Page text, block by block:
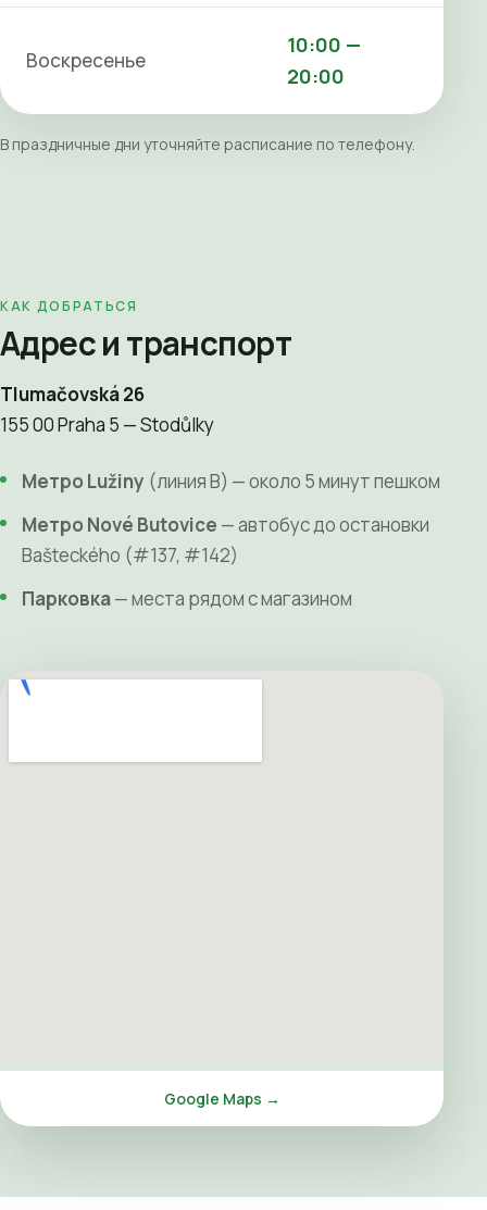
Воскресенье
10:00 —
20:00
В праздничные дни уточняйте расписание по телефону.
КАК ДОБРАТЬСЯ
Адрес и транспорт
Tlumačovská 26
155 00 Praha 5 — Stodůlky
Метро Lužiny (линия B) — около 5 минут пешком
Метро Nové Butovice — автобус до остановки
Bašteckého (#137, #142)
Парковка — места рядом с магазином
Google Maps →